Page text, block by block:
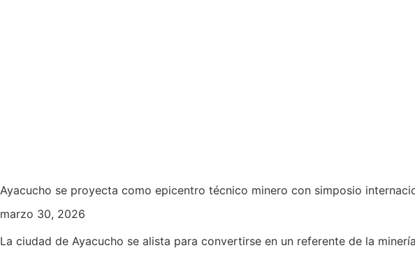
Ayacucho se proyecta como epicentro técnico minero con simposio
marzo 30, 2026
La ciudad de Ayacucho se alista para convertirse en un referente de la